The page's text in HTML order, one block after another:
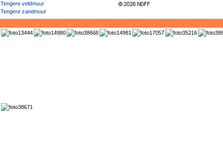
Tengere veldmuur
Tengere zandmuur
Tere braam
Tere stekelvaren
Tere twijfelbraam
Torenkruid